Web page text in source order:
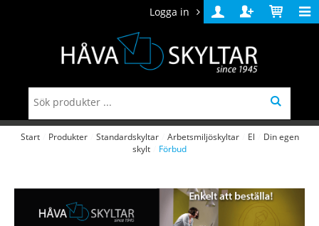
Logga in
Logga
in
Skapa
konto
Varukorg
Start Produkter Standardskyltar Arbetsmiljöskyltar El
Din egen
skylt
Förbud